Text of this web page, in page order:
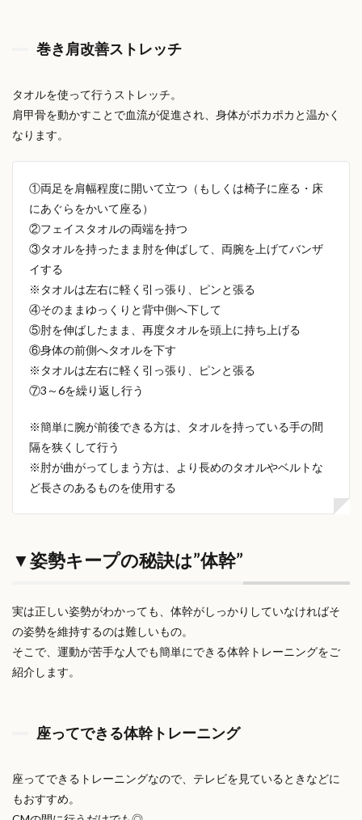
巻き肩改善ストレッチ
タオルを使って行うストレッチ。
肩甲骨を動かすことで血流が促進され、身体がポカポカと温かく
なります。
①両足を肩幅程度に開いて立つ（もしくは椅子に座る・床
にあぐらをかいて座る）
②フェイスタオルの両端を持つ
③タオルを持ったまま肘を伸ばして、両腕を上げてバンザ
イする
※タオルは左右に軽く引っ張り、ピンと張る
④そのままゆっくりと背中側へ下して
⑤肘を伸ばしたまま、再度タオルを頭上に持ち上げる
⑥身体の前側へタオルを下す
※タオルは左右に軽く引っ張り、ピンと張る
⑦3～6を繰り返し行う
※簡単に腕が前後できる方は、タオルを持っている手の間
隔を狭くして行う
※肘が曲がってしまう方は、より長めのタオルやベルトな
ど長さのあるものを使用する
▼姿勢キープの秘訣は”体幹”
実は正しい姿勢がわかっても、体幹がしっかりしていなければそ
の姿勢を維持するのは難しいもの。
そこで、運動が苦手な人でも簡単にできる体幹トレーニングをご
紹介します。
座ってできる体幹トレーニング
座ってできるトレーニングなので、テレビを見ているときなどに
もおすすめ。